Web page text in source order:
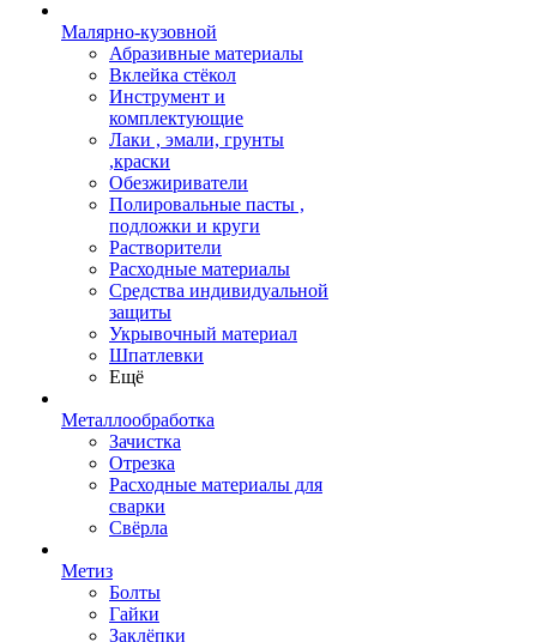
Малярно-кузовной
Абразивные материалы
Вклейка стёкол
Инструмент и
комплектующие
Лаки , эмали, грунты
,краски
Обезжириватели
Полировальные пасты ,
подложки и круги
Растворители
Расходные материалы
Средства индивидуальной
защиты
Укрывочный материал
Шпатлевки
Ещё
Металлообработка
Зачистка
Отрезка
Расходные материалы для
сварки
Свёрла
Метиз
Болты
Гайки
Заклёпки